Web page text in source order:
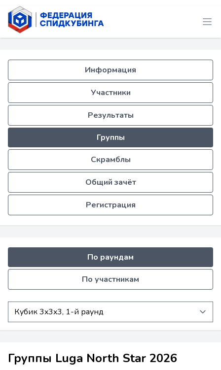
Информация
Участники
Результаты
Группы
Скрамблы
Общий зачёт
Регистрация
По раундам
По участникам
Группы Luga North Star 2026